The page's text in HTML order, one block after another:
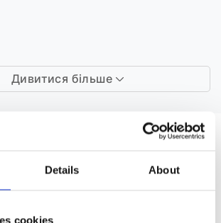
Details About
cookies
Дивитися більше
ДО ALFA ROMEO GTV